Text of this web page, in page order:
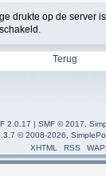
drukte op de server
Terug
2.0.17 | SMF © 2017
© 2008-2026,
XHTML
RSS